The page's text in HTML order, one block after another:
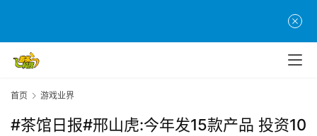
首页 游戏业界
#茶馆日报#邢山虎:今年发15款产品 投资10